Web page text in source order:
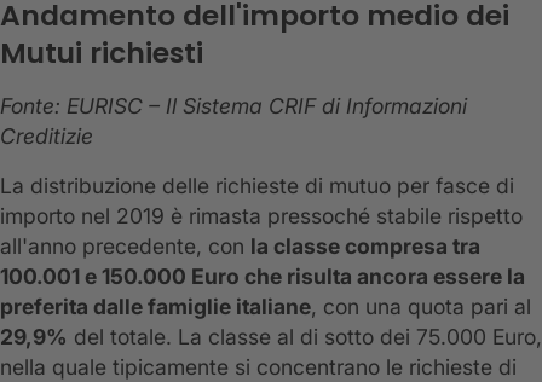
Andamento dell'importo medio dei
Mutui richiesti
Fonte: EURISC – Il Sistema CRIF di Informazioni
Creditizie
La distribuzione delle richieste di mutuo per fasce di
importo nel 2019 è rimasta pressoché stabile rispetto
all'anno precedente, con la classe compresa tra
100.001 e 150.000 Euro che risulta ancora essere la
preferita dalle famiglie italiane, con una quota pari al
29,9% del totale. La classe al di sotto dei 75.000 Euro,
nella quale tipicamente si concentrano le richieste di